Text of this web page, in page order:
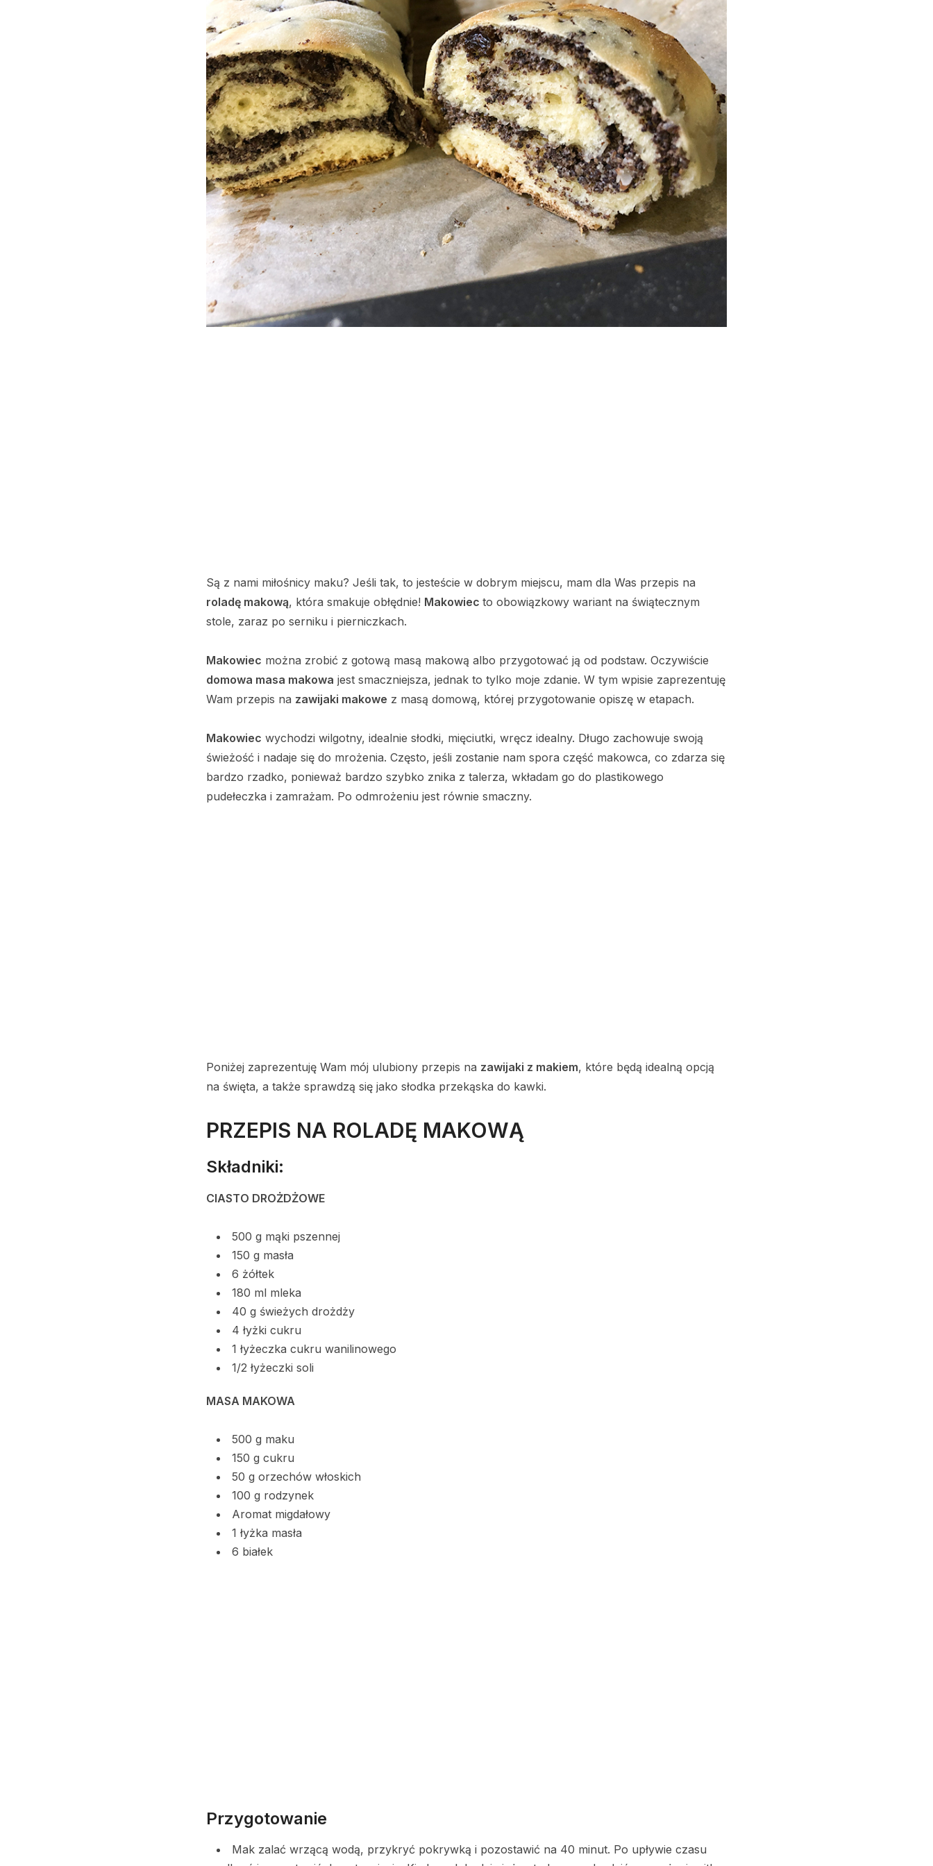
Są z nami miłośnicy maku? Jeśli tak, to jesteście w dobrym miejscu, mam dla Was przepis na
roladę makową, która smakuje obłędnie! Makowiec to obowiązkowy wariant na świątecznym
stole, zaraz po serniku i pierniczkach.
Makowiec można zrobić z gotową masą makową albo przygotować ją od podstaw. Oczywiście
domowa masa makowa jest smaczniejsza, jednak to tylko moje zdanie. W tym wpisie zaprezentuję
Wam przepis na zawijaki makowe z masą domową, której przygotowanie opiszę w etapach.
Makowiec wychodzi wilgotny, idealnie słodki, mięciutki, wręcz idealny. Długo zachowuje swoją
świeżość i nadaje się do mrożenia. Często, jeśli zostanie nam spora część makowca, co zdarza się
bardzo rzadko, ponieważ bardzo szybko znika z talerza, wkładam go do plastikowego
pudełeczka i zamrażam. Po odmrożeniu jest równie smaczny.
Poniżej zaprezentuję Wam mój ulubiony przepis na zawijaki z makiem, które będą idealną opcją
na święta, a także sprawdzą się jako słodka przekąska do kawki.
PRZEPIS NA ROLADĘ MAKOWĄ
Składniki:
CIASTO DROŻDŻOWE
500 g mąki pszennej
150 g masła
6 żółtek
180 ml mleka
40 g świeżych drożdży
4 łyżki cukru
1 łyżeczka cukru wanilinowego
1/2 łyżeczki soli
MASA MAKOWA
500 g maku
150 g cukru
50 g orzechów włoskich
100 g rodzynek
Aromat migdałowy
1 łyżka masła
6 białek
Przygotowanie
Mak zalać wrzącą wodą, przykryć pokrywką i pozostawić na 40 minut. Po upływie czasu